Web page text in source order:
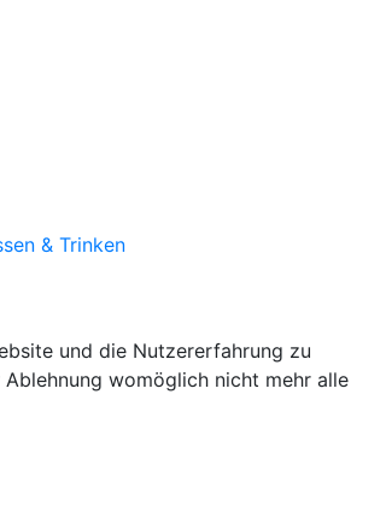
& Trinken
und die Nutzererfahrung zu
womöglich nicht mehr alle